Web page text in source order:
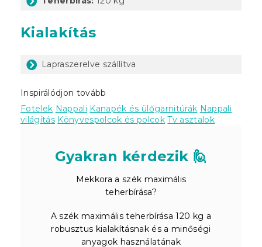
Kialakítás
Lapraszerelve szállítva
Inspirálódjon tovább
Fotelek Nappali Kanapék és ülőgarnitúrák Nappali
világítás Könyvespolcok és polcok Tv asztalok
Gyakran kérdezik 🙋
Mekkora a szék maximális
teherbírása?
A szék maximális teherbírása 120 kg a
robusztus kialakításnak és a minőségi
anyagok használatának